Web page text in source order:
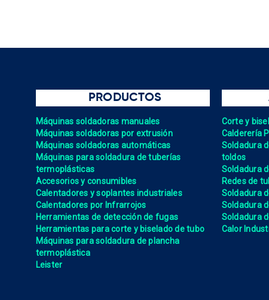
PRODUCTOS
Máquinas soldadoras manuales
Máquinas soldadoras por extrusión
Máquinas soldadoras automáticas
Máquinas para soldadura de tuberías
termoplásticas
Accesorios y consumibles
Calentadores y soplantes industriales
Calentadores por Infrarrojos
Herramientas de detección de fugas
Herramientas para corte y biselado de tubo
Máquinas para soldadura de plancha
termoplástica
Leister
Corte y
Calderería
Soldadura
toldos
Soldadura
Redes de
Soldadura
Soldadura
Soldadura
Calor